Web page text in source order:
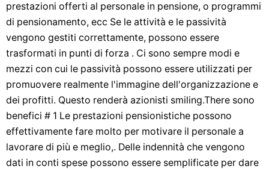
prestazioni offerti al personale in pensione, o programmi
di pensionamento, ecc Se le attività e le passività
vengono gestiti correttamente, possono essere
trasformati in punti di forza . Ci sono sempre modi e
mezzi con cui le passività possono essere utilizzati per
promuovere realmente l'immagine dell'organizzazione e
dei profitti. Questo renderà azionisti smiling.There sono
benefici # 1 Le prestazioni pensionistiche possono
effettivamente fare molto per motivare il personale a
lavorare di più e meglio,. Delle indennità che vengono
dati in conti spese possono essere semplificate per dare